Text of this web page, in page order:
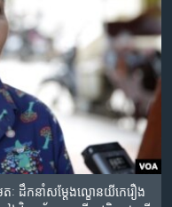
តៈ ​ដឹកនាំ​សម្តែង​ល្ខោន​យីកេ​រឿង​